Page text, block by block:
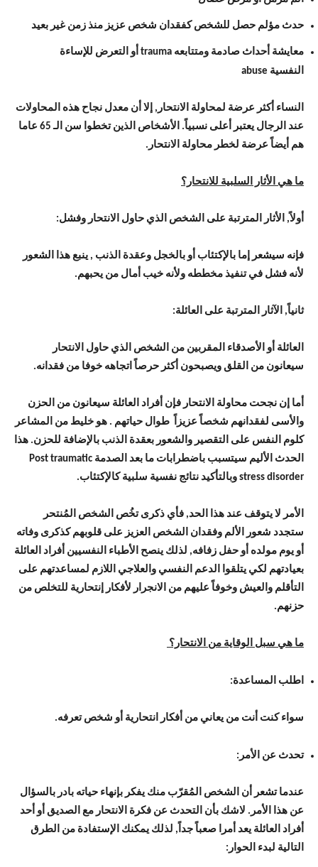
حدث مؤلم حصل للشخص كفقدان شخص عزيز منذ زمن غير بعيد
معايشة أحداث صادمة ومتتابعه trauma أو التعرض للإساءة
النفسية abuse
النساء أكثر عرضة لمحاولة الانتحار, إلا أن معدل نجاح هذه المحاولات
عند الرجال يعتبر أعلى نسبياً. الأشخاص الذين تخطوا سن الـ 65 عاما
هم أيضاً عرضة لخطر محاولة الانتحار.
ما هي الأثار السلبية للانتحار؟
أولاً, الأثار المترتبة على الشخص الذي حاول الانتحار وفشل:
فإنه سيشعر إما بالإكتئاب أو بالخجل وعقدة الذنب , ينبع هذا الشعور
لأنه فشل في تنفيذ مخططه ولأنه خيب أمال من يحبهم.
ثانياً, الآثار المترتبة على العائلة:
العائلة أو الأصدقاء المقربين من الشخص الذي حاول الانتحار
سيعانون من القلق ويصبحون أكثر حرصاً اتجاهه خوفا من فقدانه.
أما إن نجحت محاولة الانتحار فإن أفراد العائلة سيعانون من الحزن
والأسى لفقدانهم شخصاً عزيزاً طوال حياتهم . هو خليط من المشاعر
كلوم النفس على التقصير والشعور بعقدة الذنب بالإضافة للحزن. هذا
الحدث الأليم سيتسبب باضطرابات ما بعد الصدمة Post traumatic
stress disorder وبالتأكيد نتائج نفسية سلبية كالإكتئاب.
الأمر لا يتوقف عند هذا الحد, فأي ذكرى تخُص الشخص المُنتحر
ستجدد شعور الألم وفقدان الشخص العزيز على قلوبهم كذكرى وفاته
أو يوم مولده أو حفل زفافه, لذلك ينصح الأطباء النفسيين أفراد العائلة
بعيادتهم لكي يتلقوا الدعم النفسي والعلاجي اللازم لمساعدتهم على
التأقلم والعيش وخوفاً عليهم من الانجرار لأفكار إنتحارية للتخلص من
حزنهم.
ما هي سبل الوقاية من الانتحار؟
اطلب المساعدة:
سواء كنت أنت من يعاني من أفكار انتحارية أو شخص تعرفه.
تحدث عن الأمر:
عندما تشعر أن الشخص المُقرّب منك يفكر بإنهاء حياته بادر بالسؤال
عن هذا الأمر. لاشك بأن التحدث عن فكرة الانتحار مع الصديق أو أحد
أفراد العائلة يعد أمرا صعباً جداً, لذلك يمكنك الإستفادة من الطرق
التالية لبدء الحوار: